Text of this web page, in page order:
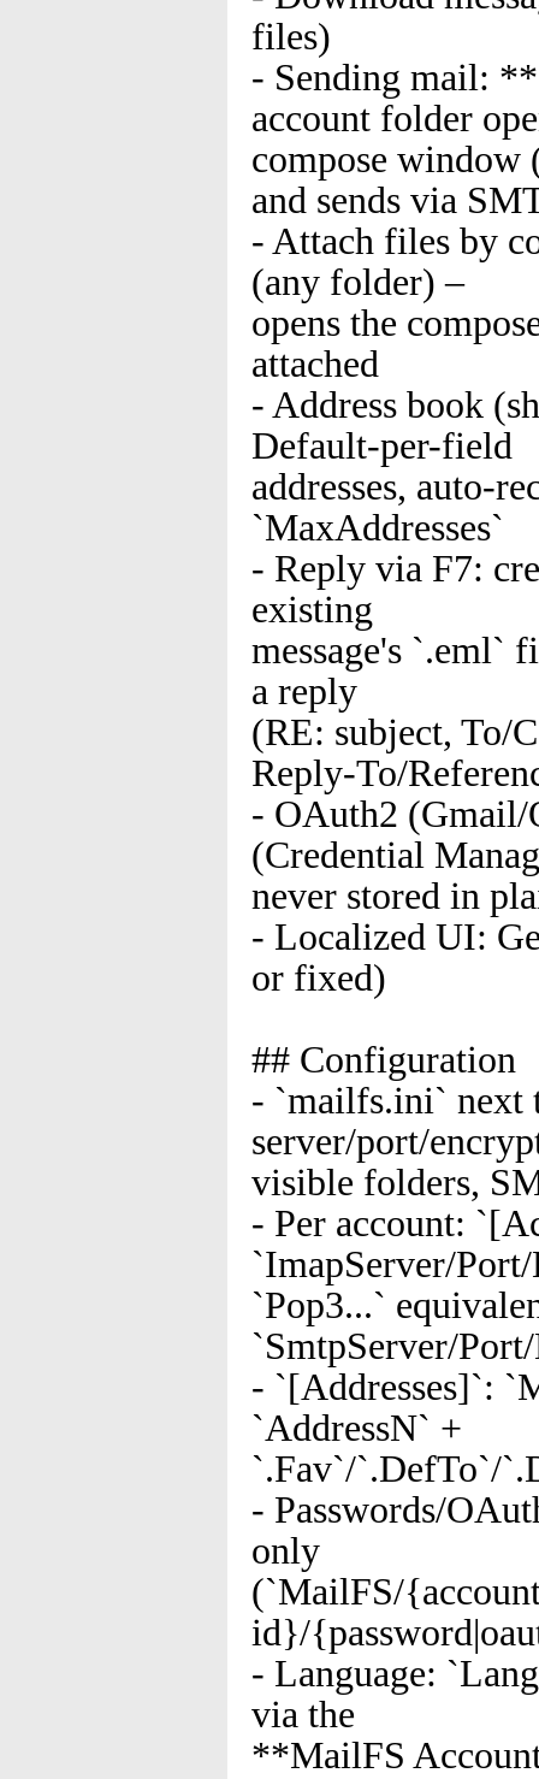
files)
- Sending mail:
account folder
compose window
and sends via
- Attach files by
(any folder) –
opens the
attached
- Address book
Default-per-field
addresses, auto-
`MaxAddresses`
- Reply via F7:
existing
message's `.eml`
a reply
(RE: subject, To/
Reply-To/
- OAuth2 (Gmail/
(Credential
never stored in
- Localized UI:
or fixed)
## Configuration
- `mailfs.ini`
server/port/
visible folders,
- Per account:
`ImapServer/
`Pop3...`
`SmtpServer/
- `[Addresses]`:
`AddressN` +
`.Fav`/`.DefTo`/
- Passwords/
only
(`MailFS/
id}/
- Language:
via the
**MailFS